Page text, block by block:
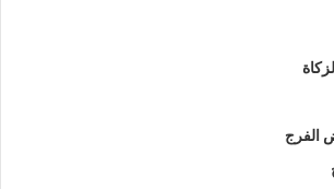
فاخرة
لكل سيارة او معدة او كرفان حيث
للسيارات ذات الدفع الرباعي وهذا ما
السيارات
الفرج